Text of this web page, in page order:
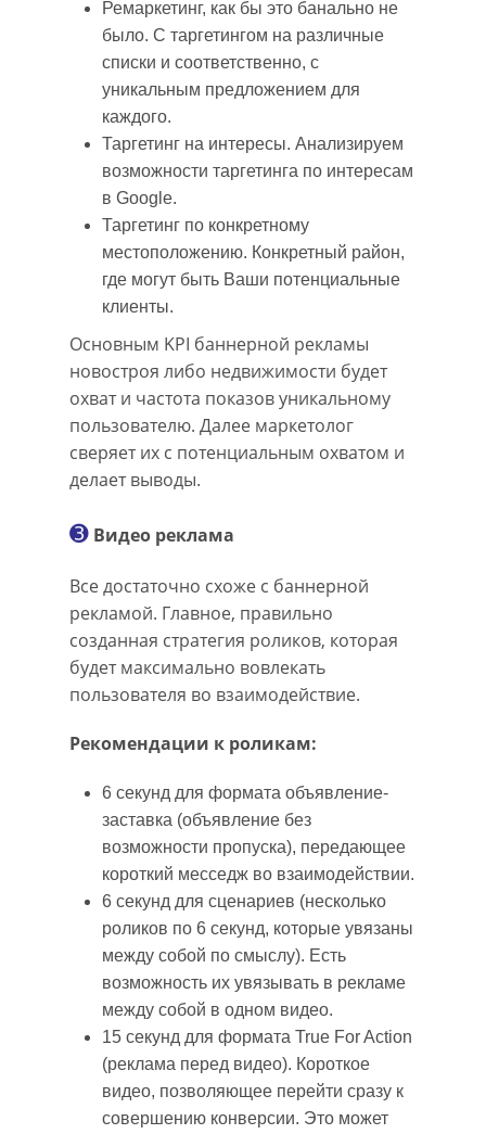
Ремаркетинг, как бы это банально не
было. С таргетингом на различные
списки и соответственно, с
уникальным предложением для
каждого.
Таргетинг на интересы. Анализируем
возможности таргетинга по интересам
в Google.
Таргетинг по конкретному
местоположению. Конкретный район,
где могут быть Ваши потенциальные
клиенты.
Основным KPI баннерной рекламы
новостроя либо недвижимости будет
охват и частота показов уникальному
пользователю. Далее маркетолог
сверяет их с потенциальным охватом и
делает выводы.
➌ Видео реклама
Все достаточно схоже с баннерной
рекламой. Главное, правильно
созданная стратегия роликов, которая
будет максимально вовлекать
пользователя во взаимодействие.
Рекомендации к роликам:
6 секунд для формата объявление-
заставка (объявление без
возможности пропуска), передающее
короткий месседж во взаимодействии.
6 секунд для сценариев (несколько
роликов по 6 секунд, которые увязаны
между собой по смыслу). Есть
возможность их увязывать в рекламе
между собой в одном видео.
15 секунд для формата True For Action
(реклама перед видео). Короткое
видео, позволяющее перейти сразу к
совершению конверсии. Это может